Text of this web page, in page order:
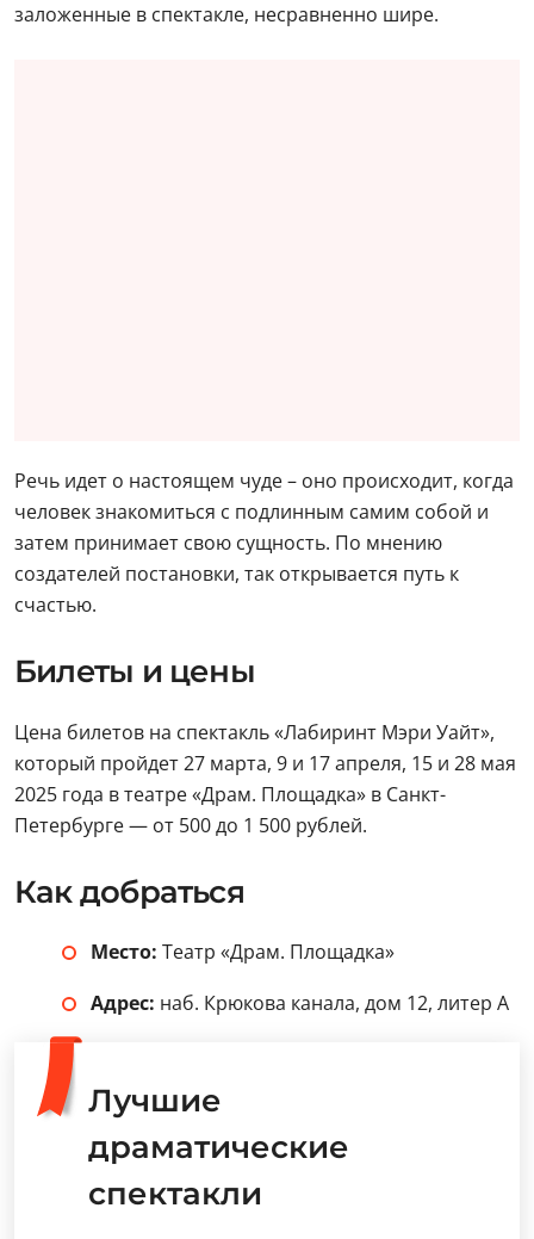
заложенные в спектакле, несравненно шире.
Речь идет о настоящем чуде – оно происходит, когда
человек знакомиться с подлинным самим собой и
затем принимает свою сущность. По мнению
создателей постановки, так открывается путь к
счастью.
Билеты и цены
Цена билетов на спектакль «Лабиринт Мэри Уайт»,
который пройдет 27 марта, 9 и 17 апреля, 15 и 28 мая
2025 года в театре «Драм. Площадка» в Санкт-
Петербурге — от 500 до 1 500 рублей.
Как добраться
Место: Театр «Драм. Площадка»
Адрес: наб. Крюкова канала, дом 12, литер А
Лучшие
драматические
спектакли